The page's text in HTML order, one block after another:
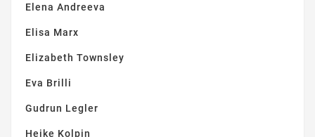
Elena Andreeva
Elisa Marx
Elizabeth Townsley
Eva Brilli
Gudrun Legler
Heike Kolpin